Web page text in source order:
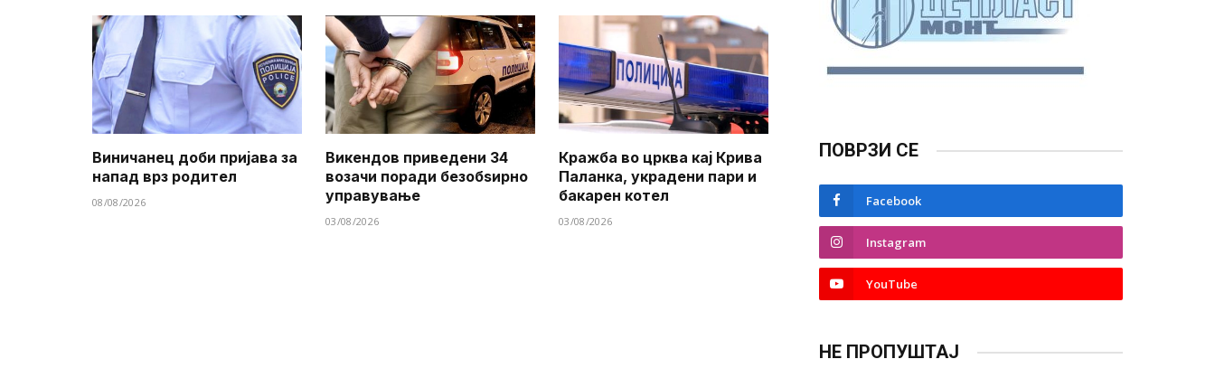
Виничанец доби пријава за
напад врз родител
08/08/2026
Викендов приведени 34
возачи поради безобѕирно
управување
03/08/2026
Кражба во црква кај Крива
Паланка, украдени пари и
бакарен котел
03/08/2026
ПОВРЗИ СЕ
Facebook
Instagram
YouTube
НЕ ПРОПУШТАЈ